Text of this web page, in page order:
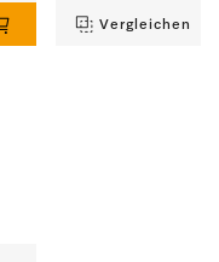
Vergleichen